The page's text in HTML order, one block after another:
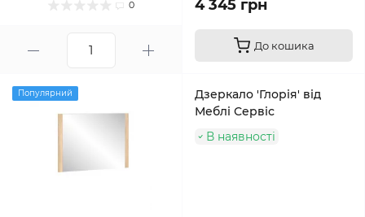
0 4 345 грн
До кошика
Популярний
Дзеркало 'Глорія' від
Меблі Сервіс
В наявності